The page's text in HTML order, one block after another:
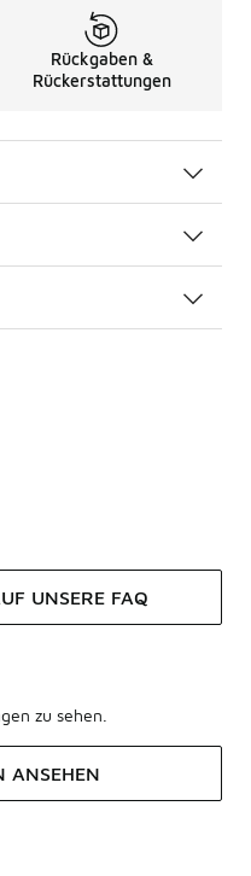
Rückgaben &
Rückerstattungen
UNSERE FAQ
zu sehen.
ANSEHEN